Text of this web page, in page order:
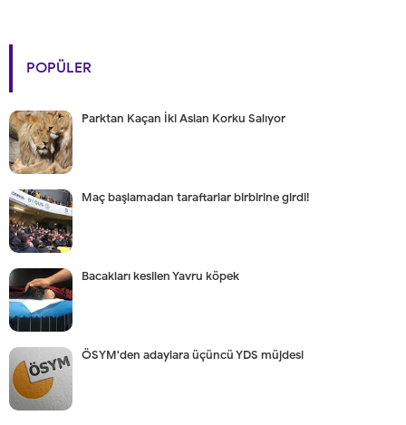
POPÜLER
Parktan Kaçan İki Aslan Korku Salıyor
Maç başlamadan taraftarlar birbirine girdi!
Bacakları kesilen Yavru köpek
ÖSYM'den adaylara üçüncü YDS müjdesi